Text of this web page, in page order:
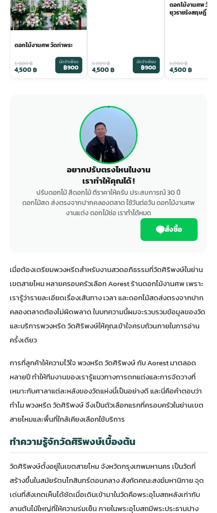
ดอกไม้งานศพ วัดท่าพระ
6,000฿
4,500฿
มัดจำเพียง
฿900 6,000฿
4,500฿
มัดจำเพียง
฿900
ดอกไม้งานศพ วัดม
ยุวราชรังสฤษฎิ์
6,000฿
4,500฿
อยากปรับตรงไหนในงาน
เราทำให้คุณได้ !
ปรับดอกไม้ สีดอกไม้ ตีราคาให้ครับ ประสบการณ์ 30 ปี
ดอกไม้สด ส่งตรงจากปากคลองตลาด ใช้วันต่อวัน ดอกไม้งานศพ
งานแต่ง ดอกไม้ช่อ เราทำได้หมด
สั่งซื้อ
เมื่อต้องเตรียมพวงหรีดสำหรับงานสวดอภิธรรมที่วัดศิริพงษ์ในย่าน
เขตสายไหม หลายครอบครัวเลือกAorest ร้านดอกไม้งานศพเพราะ
เรารู้ว่ารายละเอียดเรื่องเส้นทาง เวลา และดอกไม้สดส่งตรงจากปาก
คลองตลาดต้องไม่ผิดพลาด ในบทความนี้ผมจะรวบรวมข้อมูลของวัด
และบริการพวงหรีด วัดศิริพงษ์ให้คุณเข้าใจครบถ้วนภายในการอ่าน
ครั้งเดียว
การที่ลูกค้าให้ความไว้ใจ พวงหรีด วัดศิริพงษ์ กับ Aorest มาตลอด
หลายปี ทำให้ทีมงานของเรารู้แนวทางการตกแต่งและการจัดวางที่
เหมาะกับศาลาแต่ละหลังของวัดแห่งนี้เป็นอย่างดี และนี่คือคำตอบว่า
ทำไม พวงหรีด วัดศิริพงษ์ จึงเป็นตัวเลือกแรกที่ครอบครัวในย่านเขต
สายไหมและพื้นที่ใกล้เคียงเลือกใช้บริการ
ทำความรู้จักวัดศิริพงษ์เบื้องต้น
วัดศิริพงษ์ตั้งอยู่ในเขตสายไหม จังหวัดกรุงเทพมหานคร เป็นวัดที่
สร้างขึ้นในสมัยรัตนโกสินทร์ตอนกลาง สังกัดคณะสงฆ์มหานิกาย จุด
เด่นที่สังเกตเห็นได้ชัดเมื่อเดินเข้ามาในวัดคือพระอุโบสถหลังเก่ากับ
ลานต้นไม้ใหญ่ที่ให้ความร่มเย็น ภายในพระอุโบสถมีพระประธานปาง